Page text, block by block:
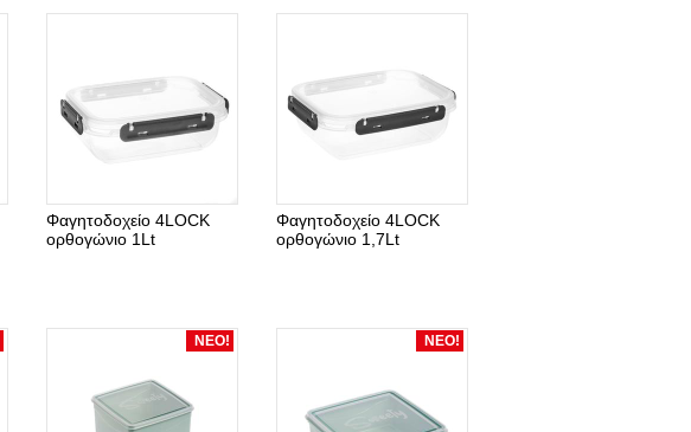
Φαγητοδοχείο 4LOCK
ορθογώνιο 1Lt
Φαγητοδοχείο 4LOCK
ορθογώνιο 1,7Lt
ΝΕΟ! ΝΕΟ!